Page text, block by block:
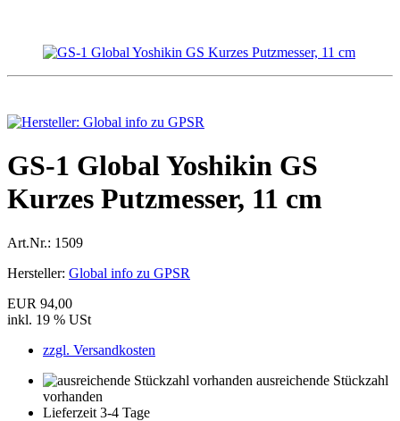
GS-1 Global Yoshikin GS
Kurzes Putzmesser, 11 cm
Art.Nr.: 1509
Hersteller: Global info zu GPSR
EUR 94,00
inkl. 19 % USt
zzgl. Versandkosten
ausreichende Stückzahl
vorhanden
Lieferzeit 3-4 Tage